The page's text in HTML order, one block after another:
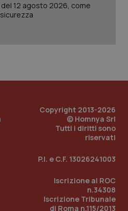
12 agosto 2026, come
Copyright 2013-2026
© Homnya Srl
Tutti i diritti sono
riservati
P.I. e C.F. 13026241003
Iscrizione al ROC
n.34308
Iscrizione Tribunale
di Roma n.115/2013